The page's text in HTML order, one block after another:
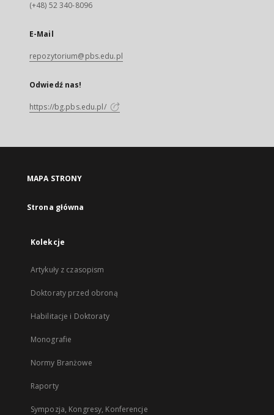
(+48) 52 340-8096
E-Mail
repozytorium@pbs.edu.pl
Odwiedź nas!
https://bg.pbs.edu.pl/
MAPA STRONY
Strona główna
Kolekcje
Artykuły z czasopism
Doktoraty przed obroną
Habilitacje i Doktoraty
Monografie
Normy Branżowe
Raporty
Sympozja, Kongresy, Konferencje